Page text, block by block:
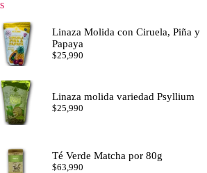
Linaza Molida con Ciruela, Piña y
Papaya
$25,990
Linaza molida variedad Psyllium
$25,990
Té Verde Matcha por 80g
$63,990